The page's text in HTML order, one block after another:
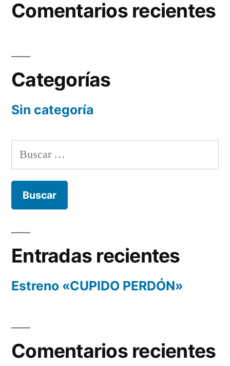
Comentarios recientes
Categorías
Sin categoría
Buscar:
Entradas recientes
Estreno «CUPIDO PERDÓN»
Comentarios recientes